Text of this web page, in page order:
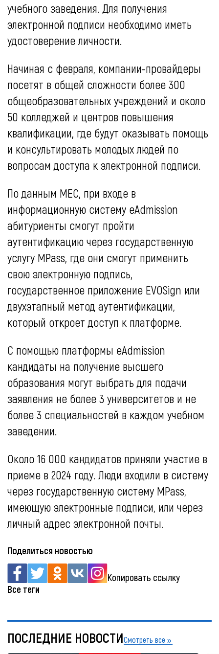
учебного заведения. Для получения
электронной подписи необходимо иметь
удостоверение личности.
Начиная с февраля, компании-провайдеры
посетят в общей сложности более 300
общеобразовательных учреждений и около
50 колледжей и центров повышения
квалификации, где будут оказывать помощь
и консультировать молодых людей по
вопросам доступа к электронной подписи.
По данным MEC, при входе в
информационную систему eAdmission
абитуриенты смогут пройти
аутентификацию через государственную
услугу MPass, где они смогут применить
свою электронную подпись,
государственное приложение EVOSign или
двухэтапный метод аутентификации,
который откроет доступ к платформе.
С помощью платформы eAdmission
кандидаты на получение высшего
образования могут выбрать для подачи
заявления не более 3 университетов и не
более 3 специальностей в каждом учебном
заведении.
Около 16 000 кандидатов приняли участие в
приеме в 2024 году. Люди входили в систему
через государственную систему MPass,
имеющую электронные подписи, или через
личный адрес электронной почты.
Поделиться новостью
Копировать ссылку
Все теги
ПОСЛЕДНИЕ НОВОСТИСмотреть все